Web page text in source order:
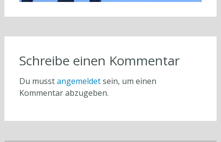
Schreibe einen Kommentar
Du musstangemeldetsein, um einen
Kommentar abzugeben.